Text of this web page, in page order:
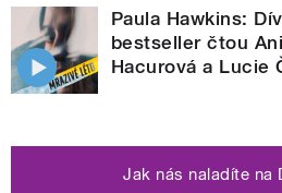
Paula Hawkins:
bestseller čtou
Hacurová a Lucie
Jak nás naladíte na